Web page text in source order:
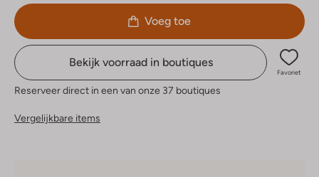
Voeg toe
Bekijk voorraad in boutiques
Favoriet
Reserveer direct in een van onze 37 boutiques
Vergelijkbare items